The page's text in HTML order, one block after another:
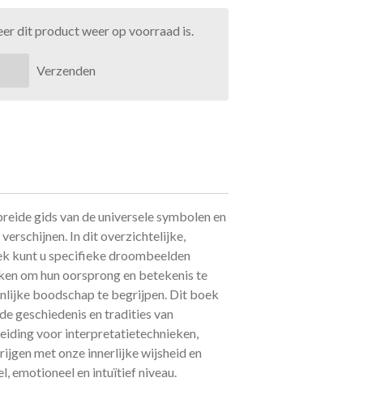
dit product weer op voorraad is.
Verzenden
gids van de universele symbolen en
verschijnen. In dit overzichtelijke,
kunt u specifieke droombeelden
om hun oorsprong en betekenis te
boodschap te begrijpen. Dit boek
geschiedenis en tradities van
voor interpretatietechnieken,
met onze innerlijke wijsheid en
emotioneel en intuïtief niveau.